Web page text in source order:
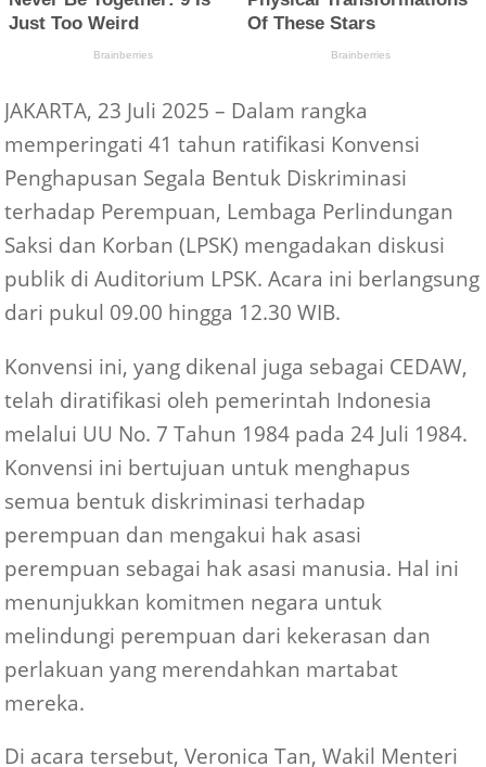
JAKARTA, 23 Juli 2025 – Dalam rangka
memperingati 41 tahun ratifikasi Konvensi
Penghapusan Segala Bentuk Diskriminasi
terhadap Perempuan, Lembaga Perlindungan
Saksi dan Korban (LPSK) mengadakan diskusi
publik di Auditorium LPSK. Acara ini berlangsung
dari pukul 09.00 hingga 12.30 WIB.
Konvensi ini, yang dikenal juga sebagai CEDAW,
telah diratifikasi oleh pemerintah Indonesia
melalui UU No. 7 Tahun 1984 pada 24 Juli 1984.
Konvensi ini bertujuan untuk menghapus
semua bentuk diskriminasi terhadap
perempuan dan mengakui hak asasi
perempuan sebagai hak asasi manusia. Hal ini
menunjukkan komitmen negara untuk
melindungi perempuan dari kekerasan dan
perlakuan yang merendahkan martabat
mereka.
Di acara tersebut, Veronica Tan, Wakil Menteri